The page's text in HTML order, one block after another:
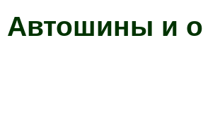
Автошины и